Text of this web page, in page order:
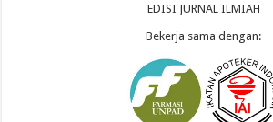
EDISI JURNAL ILMIAH
Bekerja sama dengan: